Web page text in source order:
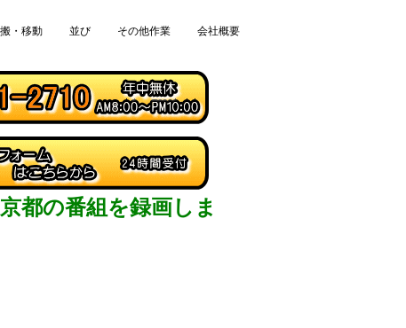
・移動 並び その他作業 会社概要
都の番組を録画しま